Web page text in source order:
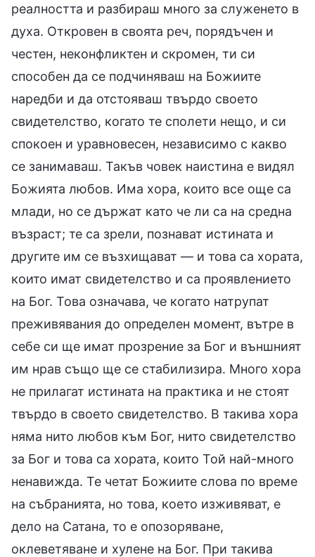
реалността и разбираш много за служенето в
духа. Откровен в своята реч, порядъчен и
честен, неконфликтен и скромен, ти си
способен да се подчиняваш на Божиите
наредби и да отстояваш твърдо своето
свидетелство, когато те сполети нещо, и си
спокоен и уравновесен, независимо с какво
се занимаваш. Такъв човек наистина е видял
Божията любов. Има хора, които все още са
млади, но се държат като че ли са на средна
възраст; те са зрели, познават истината и
другите им се възхищават — и това са хората,
които имат свидетелство и са проявлението
на Бог. Това означава, че когато натрупат
преживявания до определен момент, вътре в
себе си ще имат прозрение за Бог и външният
им нрав също ще се стабилизира. Много хора
не прилагат истината на практика и не стоят
твърдо в своето свидетелство. В такива хора
няма нито любов към Бог, нито свидетелство
за Бог и това са хората, които Той най-много
ненавижда. Те четат Божиите слова по време
на събранията, но това, което изживяват, е
дело на Сатана, то е опозоряване,
оклеветяване и хулене на Бог. При такива